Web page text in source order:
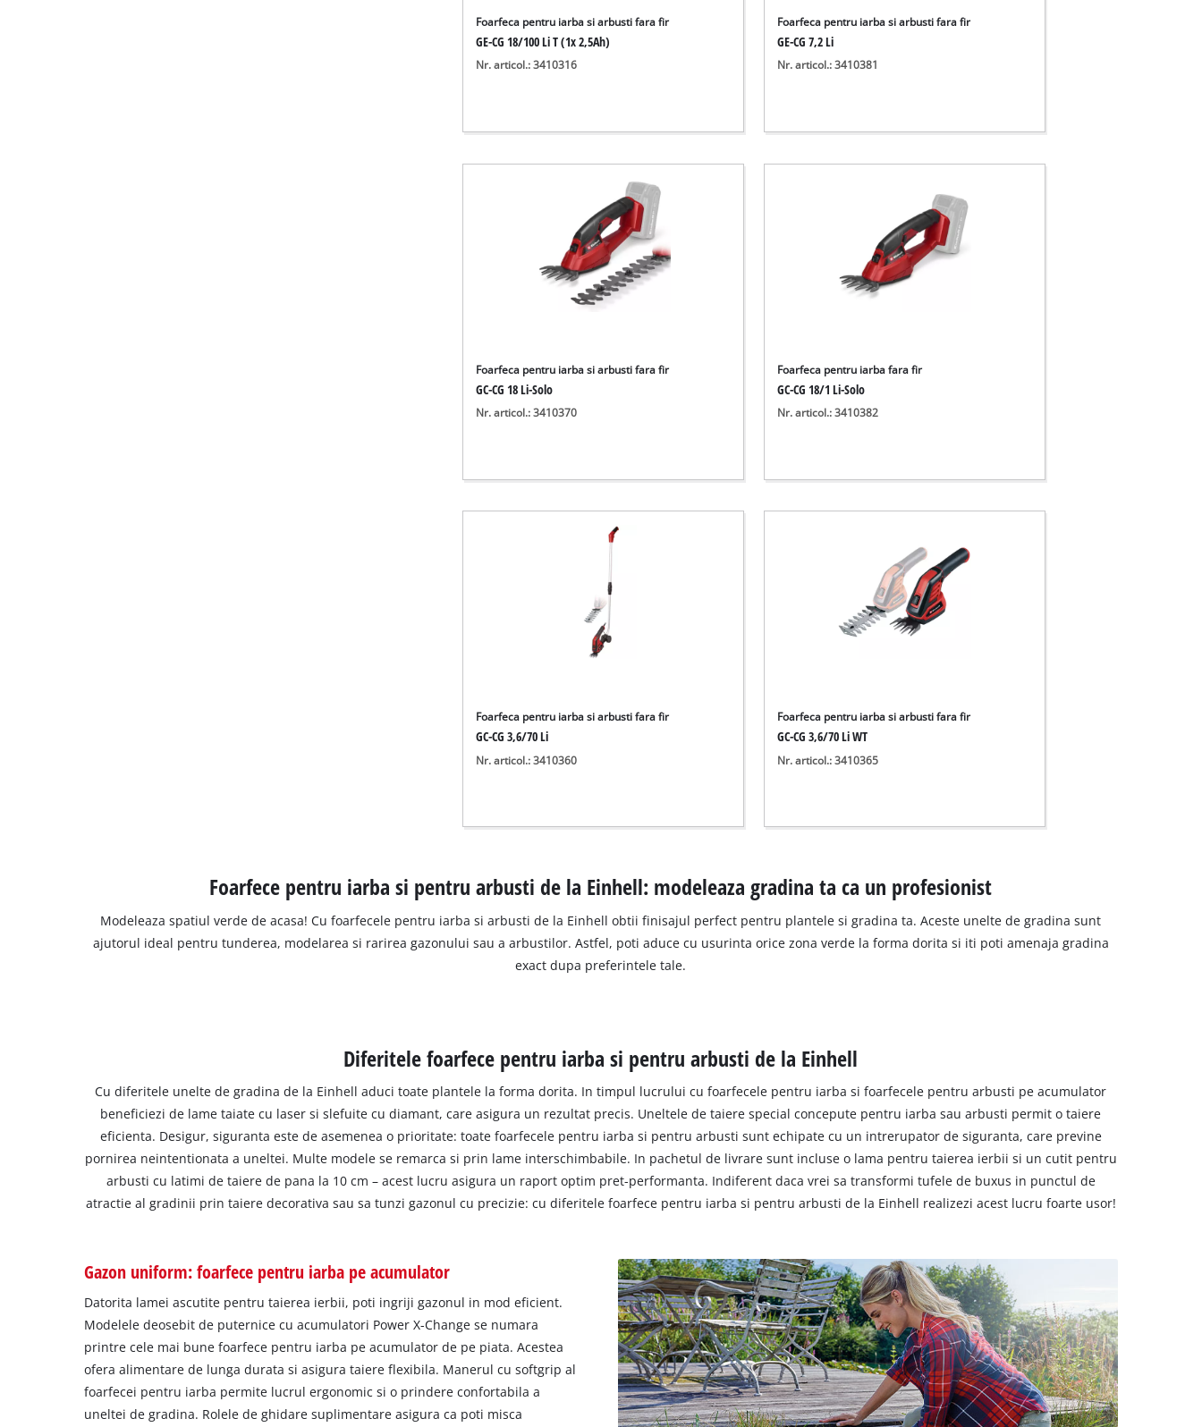
Foarfeca pentru iarba si arbusti fara fir
GE-CG 18/100 Li T (1x 2,5Ah)
Nr. articol.: 3410316
Foarfeca pentru iarba si arbusti fara fir
GE-CG 7,2 Li
Nr. articol.: 3410381
Foarfeca pentru iarba si arbusti fara fir
GC-CG 18 Li-Solo
Nr. articol.: 3410370
Foarfeca pentru iarba fara fir
GC-CG 18/1 Li-Solo
Nr. articol.: 3410382
Foarfeca pentru iarba si arbusti fara fir
GC-CG 3,6/70 Li
Nr. articol.: 3410360
Foarfeca pentru iarba si arbusti fara fir
GC-CG 3,6/70 Li WT
Nr. articol.: 3410365
Foarfece pentru iarba si pentru arbusti de la Einhell: modeleaza gradina ta ca un profesionist
Modeleaza spatiul verde de acasa! Cu foarfecele pentru iarba si arbusti de la Einhell obtii finisajul perfect pentru plantele si gradina ta. Aceste unelte de gradina sunt
ajutorul ideal pentru tunderea, modelarea si rarirea gazonului sau a arbustilor. Astfel, poti aduce cu usurinta orice zona verde la forma dorita si iti poti amenaja gradina
exact dupa preferintele tale.
Diferitele foarfece pentru iarba si pentru arbusti de la Einhell
Cu diferitele unelte de gradina de la Einhell aduci toate plantele la forma dorita. In timpul lucrului cu foarfecele pentru iarba si foarfecele pentru arbusti pe acumulator
beneficiezi de lame taiate cu laser si slefuite cu diamant, care asigura un rezultat precis. Uneltele de taiere special concepute pentru iarba sau arbusti permit o taiere
eficienta. Desigur, siguranta este de asemenea o prioritate: toate foarfecele pentru iarba si pentru arbusti sunt echipate cu un intrerupator de siguranta, care previne
pornirea neintentionata a uneltei. Multe modele se remarca si prin lame interschimbabile. In pachetul de livrare sunt incluse o lama pentru taierea ierbii si un cutit pentru
arbusti cu latimi de taiere de pana la 10 cm – acest lucru asigura un raport optim pret-performanta. Indiferent daca vrei sa transformi tufele de buxus in punctul de
atractie al gradinii prin taiere decorativa sau sa tunzi gazonul cu precizie: cu diferitele foarfece pentru iarba si pentru arbusti de la Einhell realizezi acest lucru foarte usor!
Gazon uniform: foarfece pentru iarba pe acumulator
Datorita lamei ascutite pentru taierea ierbii, poti ingriji gazonul in mod eficient.
Modelele deosebit de puternice cu acumulatori Power X-Change se numara
printre cele mai bune foarfece pentru iarba pe acumulator de pe piata. Acestea
ofera alimentare de lunga durata si asigura taiere flexibila. Manerul cu softgrip al
foarfecei pentru iarba permite lucrul ergonomic si o prindere confortabila a
uneltei de gradina. Rolele de ghidare suplimentare asigura ca poti misca